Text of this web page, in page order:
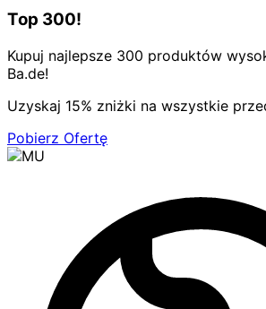
Top 300!
Kupuj najlepsze 300 produktów
Ba.de!
Uzyskaj 15% zniżki na wszystkie
Pobierz Ofertę